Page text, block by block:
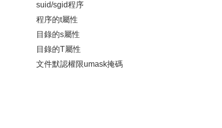
suid/sgid程序
程序的t屬性
目錄的s屬性
目錄的T屬性
文件默認權限umask掩碼